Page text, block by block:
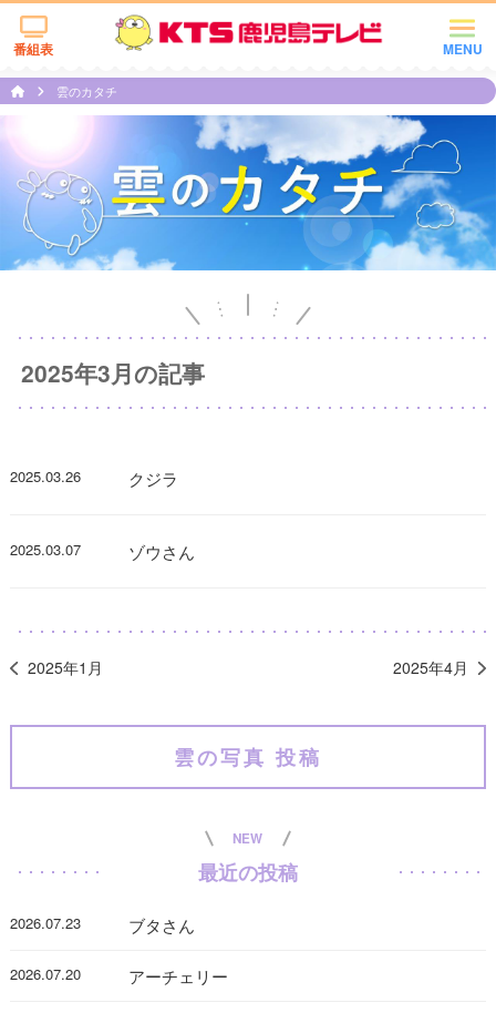
MENU
番組表
雲のカタチ
2025年3月の記事
2025.03.26 クジラ
2025.03.07 ゾウさん
2025年1月 2025年4月
雲の写真 投稿
NEW
最近の投稿
2026.07.23 ブタさん
2026.07.20 アーチェリー